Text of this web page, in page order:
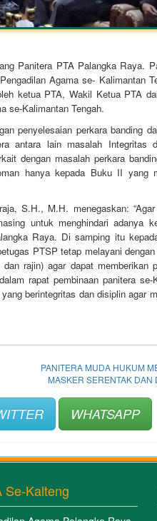
Panitera PTA Palangka Raya.
Agama se- Kalimantan
ketua PTA, Wakil Ketua PTA
se-Kalimantan Tengah.
penyelesaian perkara banding
antara lain masalah Integritas
dengan masalah perkara
hanya kepada Buku II yang
S.H., M.H. menegaskan:
untuk menghindari adanya
Raya. Di samping itu
PTSP tetap melayani
rajin) agar dapat memberikan
rapat pembinaan panitera se-
berintegritas dan disiplin agar
PANITERA MUDA HUKUM
MASKER SERENTAK
WHATSAPP
Se-Kalteng